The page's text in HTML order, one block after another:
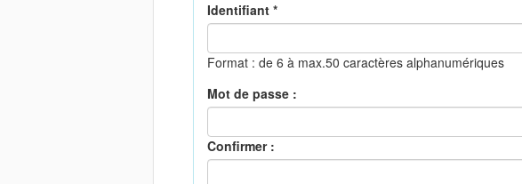
Identifiant *
Format : de 6 à max.50 caractères alphanumériques
Mot de passe :
Confirmer :